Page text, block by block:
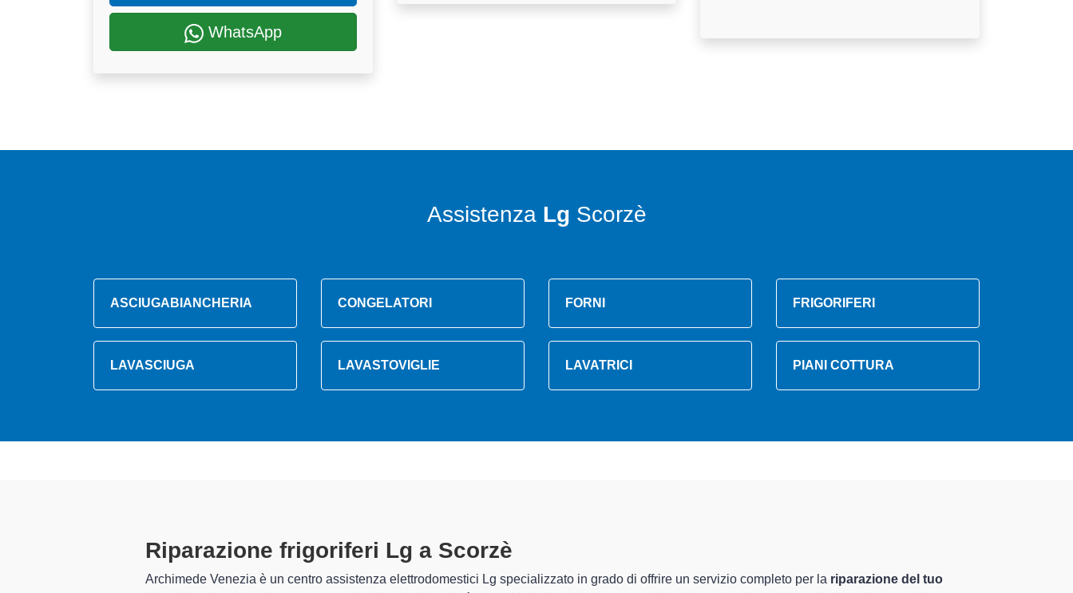
WhatsApp
Assistenza Lg Scorzè
ASCIUGABIANCHERIA CONGELATORI FORNI FRIGORIFERI
LAVASCIUGA LAVASTOVIGLIE LAVATRICI PIANI COTTURA
Tecnici Frigoriferi Lg A Scorzè
I tecnici specializzati di Archimede Venezia sono in grado di garantire al cliente esperienza pluriennale nel territorio di Scorzè e provincia per